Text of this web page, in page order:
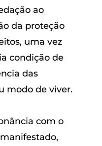
ao
da proteção
uma vez
condição de
das
modo de viver.
com o